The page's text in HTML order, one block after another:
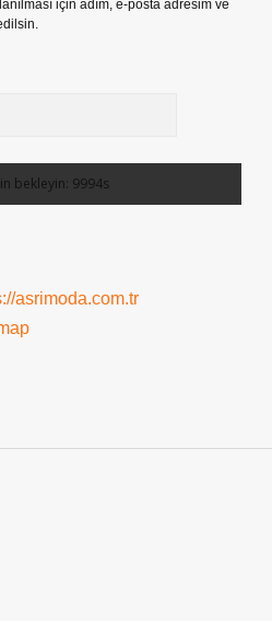
için adım, e-posta adresim ve
asrimoda.com.tr